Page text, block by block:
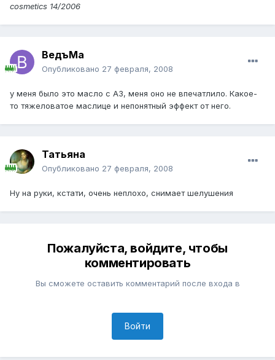
cosmetics 14/2006
ВедъМа
Опубликовано 27 февраля, 2008
у меня было это масло с АЗ, меня оно не впечатлило. Какое-
то тяжеловатое маслице и непонятный эффект от него.
Татьяна
Опубликовано 27 февраля, 2008
Ну на руки, кстати, очень неплохо, снимает шелушения
Пожалуйста, войдите, чтобы
комментировать
Вы сможете оставить комментарий после входа в
Войти